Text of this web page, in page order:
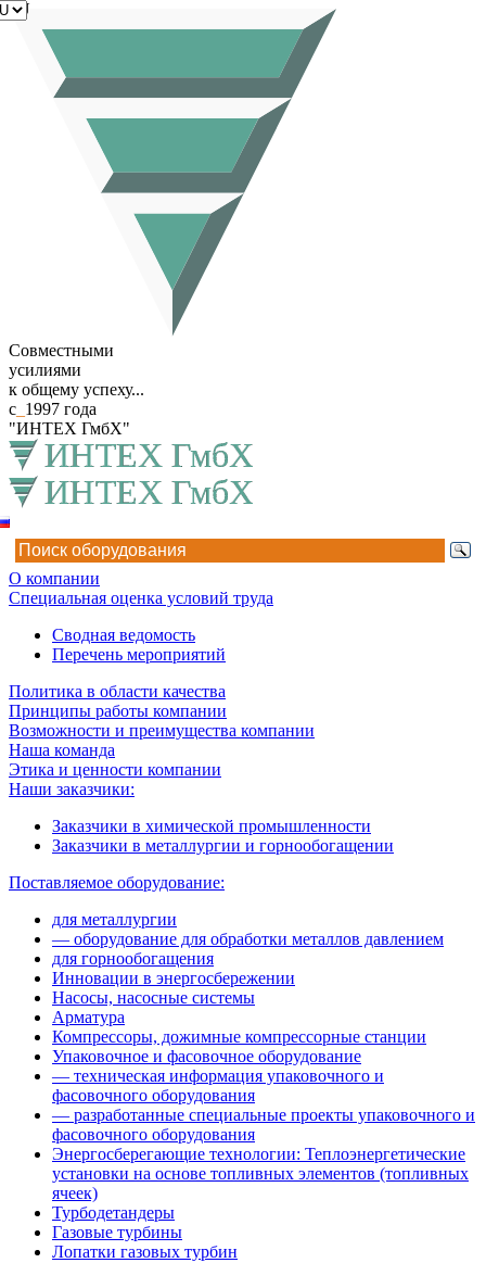
Совместными
усилиями
к общему успеху...
с 1997 года
"ИНТЕХ ГмбХ"
RU
О компании
Специальная оценка условий труда
Сводная ведомость
Перечень мероприятий
Политика в области качества
Принципы работы компании
Возможности и преимущества компании
Наша команда
Этика и ценности компании
Наши заказчики:
Заказчики в химической промышленности
Заказчики в металлургии и горнообогащении
Поставляемое оборудование:
для металлургии
— оборудование для обработки металлов давлением
для горнообогащения
Инновации в энергосбережении
Насосы, насосные системы
Арматура
Компрессоры, дожимные компрессорные станции
Упаковочное и фасовочное оборудование
— техническая информация упаковочного и
фасовочного оборудования
— разработанные специальные проекты упаковочного и
фасовочного оборудования
Энергосберегающие технологии: Теплоэнергетические
установки на основе топливных элементов (топливных
ячеек)
Турбодетандеры
Газовые турбины
Лопатки газовых турбин